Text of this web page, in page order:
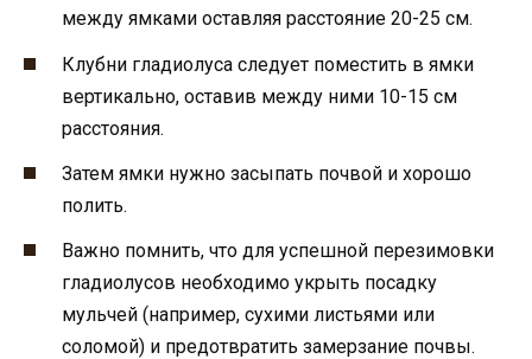
между ямками оставляя расстояние 20-25 см.
Клубни гладиолуса следует поместить в ямки
вертикально, оставив между ними 10-15 см
расстояния.
Затем ямки нужно засыпать почвой и хорошо
полить.
Важно помнить, что для успешной перезимовки
гладиолусов необходимо укрыть посадку
мульчей (например, сухими листьями или
соломой) и предотвратить замерзание почвы.